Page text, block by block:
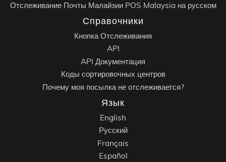
Отслеживание Почты Малайзии POS Malaysia на русском
Справочники
Кнопка Отслеживания
API
API Документация
Коды сортировочных центров
Почему моя посылка не отслеживается?
Язык
English
Русский
Français
Español